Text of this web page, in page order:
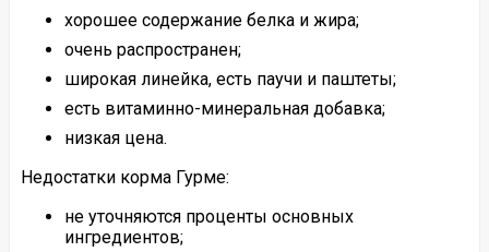
хорошее содержание белка и жира;
очень распространен;
широкая линейка, есть паучи и паштеты;
есть витаминно-минеральная добавка;
низкая цена.
Недостатки корма Гурме:
не уточняются проценты основных
ингредиентов;